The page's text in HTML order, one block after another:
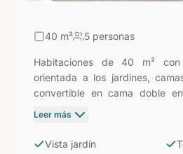
40 m² 5 personas
Habitaciones de 40 m²
orientada a los jardines,
convertible en cama doble
microondas incluidos. Hasta
resort: un espacio exterior
Leer más
Vista jardín